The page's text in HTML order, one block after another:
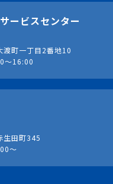
ービスセンター
渡町一丁目2番地10
～16:00
生田町345
～